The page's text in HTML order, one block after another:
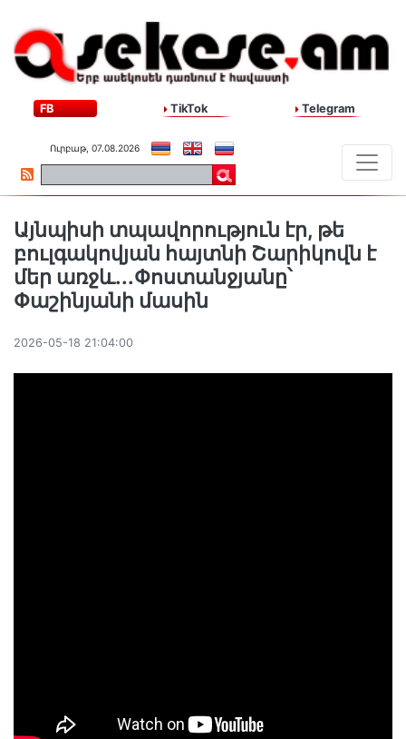
FB TikTok Telegram
Ուրբաթ, 07.08.2026
Այնպիսի տպավորություն էր, թե
բուլգակովյան հայտնի Շարիկովն է
մեր առջև․․․Փոստանջյանը՝
Փաշինյանի մասին
2026-05-18 21:04:00